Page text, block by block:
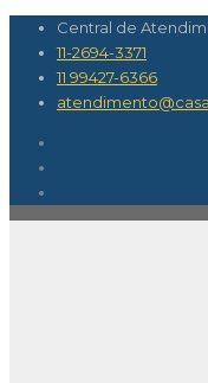
Central de
11-2694-3371
11 99427-6366